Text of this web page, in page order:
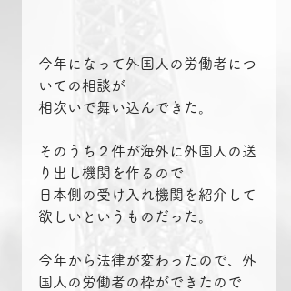
今年になって外国人の労働者につ
いての相談が
相次いで舞い込んできた。
そのうち２件が海外に外国人の送
り出し機関を作るので
日本側の受け入れ機関を紹介して
欲しいというものだった。
今年から法律が変わったので、外
国人の労働者の枠ができたので